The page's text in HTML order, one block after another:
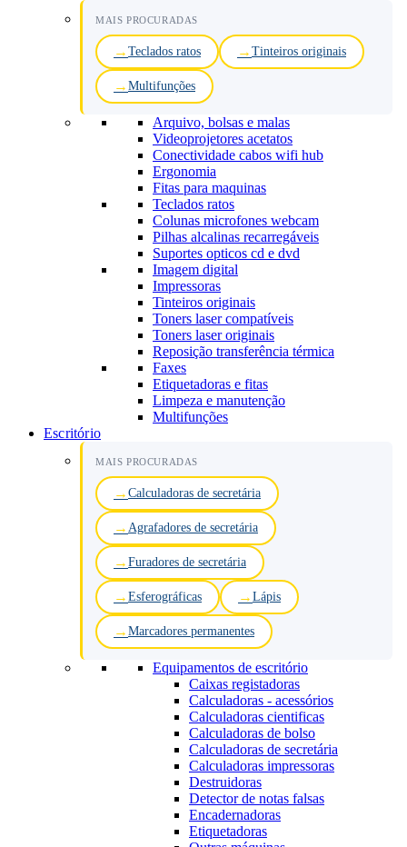
MAIS PROCURADAS
Teclados ratos Tinteiros originais
Multifunções
Arquivo, bolsas e malas
Videoprojetores acetatos
Conectividade cabos wifi hub
Ergonomia
Fitas para maquinas
Teclados ratos
Colunas microfones webcam
Pilhas alcalinas recarregáveis
Suportes opticos cd e dvd
Imagem digital
Impressoras
Tinteiros originais
Toners laser compatíveis
Toners laser originais
Reposição transferência térmica
Faxes
Etiquetadoras e fitas
Limpeza e manutenção
Multifunções
Escritório
MAIS PROCURADAS
Calculadoras de secretária
Agrafadores de secretária
Furadores de secretária
Esferográficas Lápis
Marcadores permanentes
Equipamentos de escritório
Caixas registadoras
Calculadoras - acessórios
Calculadoras cientificas
Calculadoras de bolso
Calculadoras de secretária
Calculadoras impressoras
Destruidoras
Detector de notas falsas
Encadernadoras
Etiquetadoras